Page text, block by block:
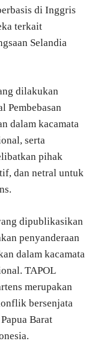
di Inggris
terkait
Selandia
dilakukan
Pembebasan
dalam kacamata
serta
pihak
dan netral untuk
dipublikasikan
penyanderaan
dalam kacamata
TAPOL
merupakan
bersenjata
Barat